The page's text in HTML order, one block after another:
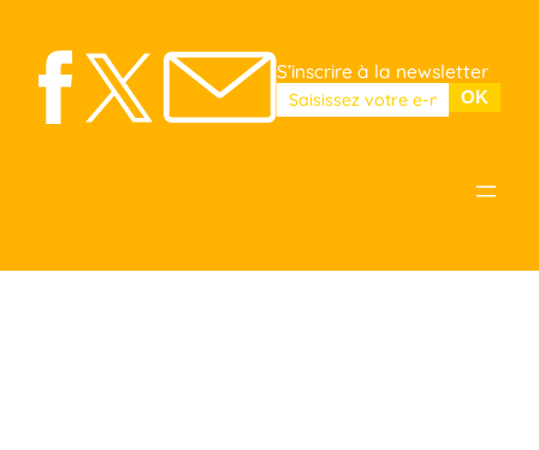
S’inscrire à la newsletter
Veuillez laisser ce champ